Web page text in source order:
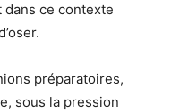
dans ce contexte
préparatoires,
sous la pression